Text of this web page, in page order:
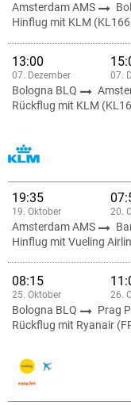
Amsterdam AMS
Hinflug mit KLM
13:00
07. Dezember 07.
Bologna BLQ
Rückflug mit KLM
19:35
19. Oktober 20.
Amsterdam AMS
Hinflug mit Vueling
08:15
25. Oktober 26.
Bologna BLQ Prag
Rückflug mit Ryanair